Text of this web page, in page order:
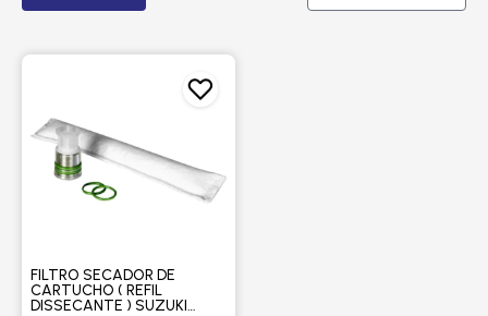
FILTRO SECADOR DE
CARTUCHO ( REFIL
DISSECANTE ) SUZUKI